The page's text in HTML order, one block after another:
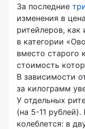
За последние
изменения в
ритейлеров,
в категории
вместо старого
стоимость
В зависимости
за килограмм
У отдельных
(на 5-11
колеблется: в